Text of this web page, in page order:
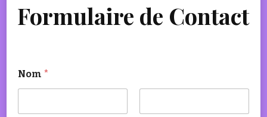
Formulaire de Contact
Nom *